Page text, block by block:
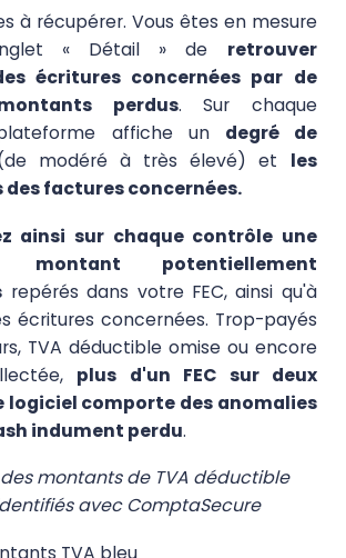
à récupérer. Vous êtes en mesure
« Détail » de
retrouver
écritures concernées par de
perdus. Sur chaque
affiche un
degré de
modéré à très élevé) et
les
factures concernées.
ainsi sur chaque contrôle une
potentiellement
repérés dans votre FEC, ainsi qu'à
écritures concernées. Trop-payés
TVA déductible omise ou encore
plus d'un FEC sur deux
logiciel comporte des anomalies
indument perdu.
montants de TVA déductible
avec ComptaSecure